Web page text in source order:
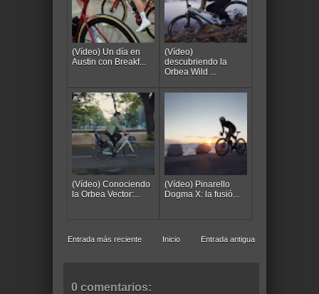
(Vídeo) Un día en
Austin con Breakf...
(Vídeo)
descubriendo la
Orbea Wild ...
(Vídeo) Conociendo
la Orbea Vector:...
(Vídeo) Pinarello
Dogma X: la fusió...
Entrada más reciente Entrada antigua
Inicio
0 comentarios: